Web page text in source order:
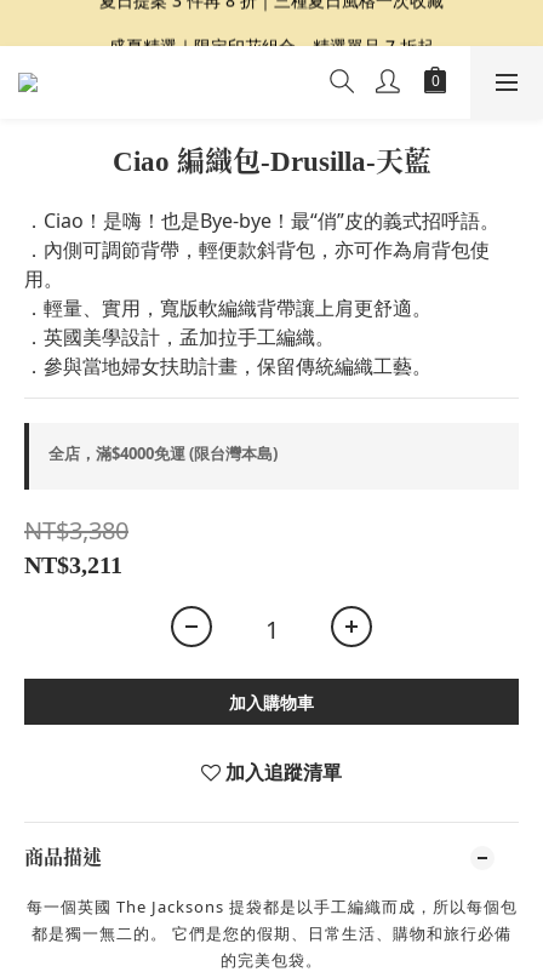
盛夏精選｜限定印花組合、精選單品 7 折起
Dragon Diffusion 年度預購會展開｜7/30-8/30
Ciao 編織包-Drusilla-天藍
．Ciao！是嗨！也是Bye-bye！最“俏”皮的義式招呼語。
．內側可調節背帶，輕便款斜背包，亦可作為肩背包使
用。
．輕量、實用，寬版軟編織背帶讓上肩更舒適。
．英國美學設計，孟加拉手工編織。
．參與當地婦女扶助計畫，保留傳統編織工藝。
全店，滿$4000免運 (限台灣本島)
NT$3,380
NT$3,211
加入購物車
加入追蹤清單
商品描述
每一個英國 The Jacksons 提袋都是以手工編織而成，所以每個包
都是獨一無二的。
它們是您的假期、日常生活、購物和旅行必備
的完美包袋。